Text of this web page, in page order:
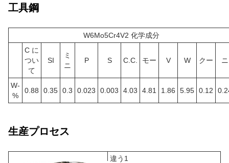
工具鋼
W6Mo5Cr4V2 化学成分
C に
つい
て
SI
ミ
ニ
P S C.C. モー V W クー ニ
W-
%
0.88 0.35 0.3 0.023 0.003 4.03 4.81 1.86 5.95 0.12
生産プロセス
違う1